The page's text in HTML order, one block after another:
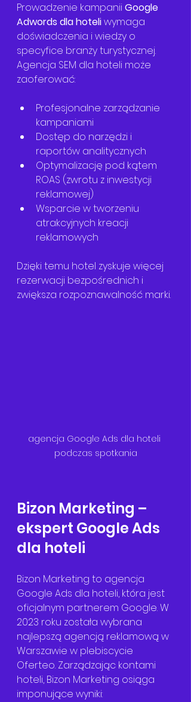
Prowadzenie kampanii Google
Adwords dla hoteli wymaga
doświadczenia i wiedzy o
specyfice branży turystycznej.
Agencja SEM dla hoteli może
zaoferować:
Profesjonalne zarządzanie
kampaniami
Dostęp do narzędzi i
raportów analitycznych
Optymalizację pod kątem
ROAS (zwrotu z inwestycji
reklamowej)
Wsparcie w tworzeniu
atrakcyjnych kreacji
reklamowych
Dzięki temu hotel zyskuje więcej
rezerwacji bezpośrednich i
zwiększa rozpoznawalność marki.
agencja Google Ads dla hoteli
podczas spotkania
Bizon Marketing –
ekspert Google Ads
dla hoteli
Bizon Marketing to agencja
Google Ads dla hoteli, która jest
oficjalnym partnerem Google. W
2023 roku została wybrana
najlepszą agencją reklamową w
Warszawie w plebiscycie
Oferteo. Zarządzając kontami
hoteli, Bizon Marketing osiąga
imponujące wyniki: